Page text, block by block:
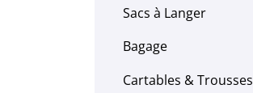
Sacs à Langer
Bagage
Cartables & Trousses